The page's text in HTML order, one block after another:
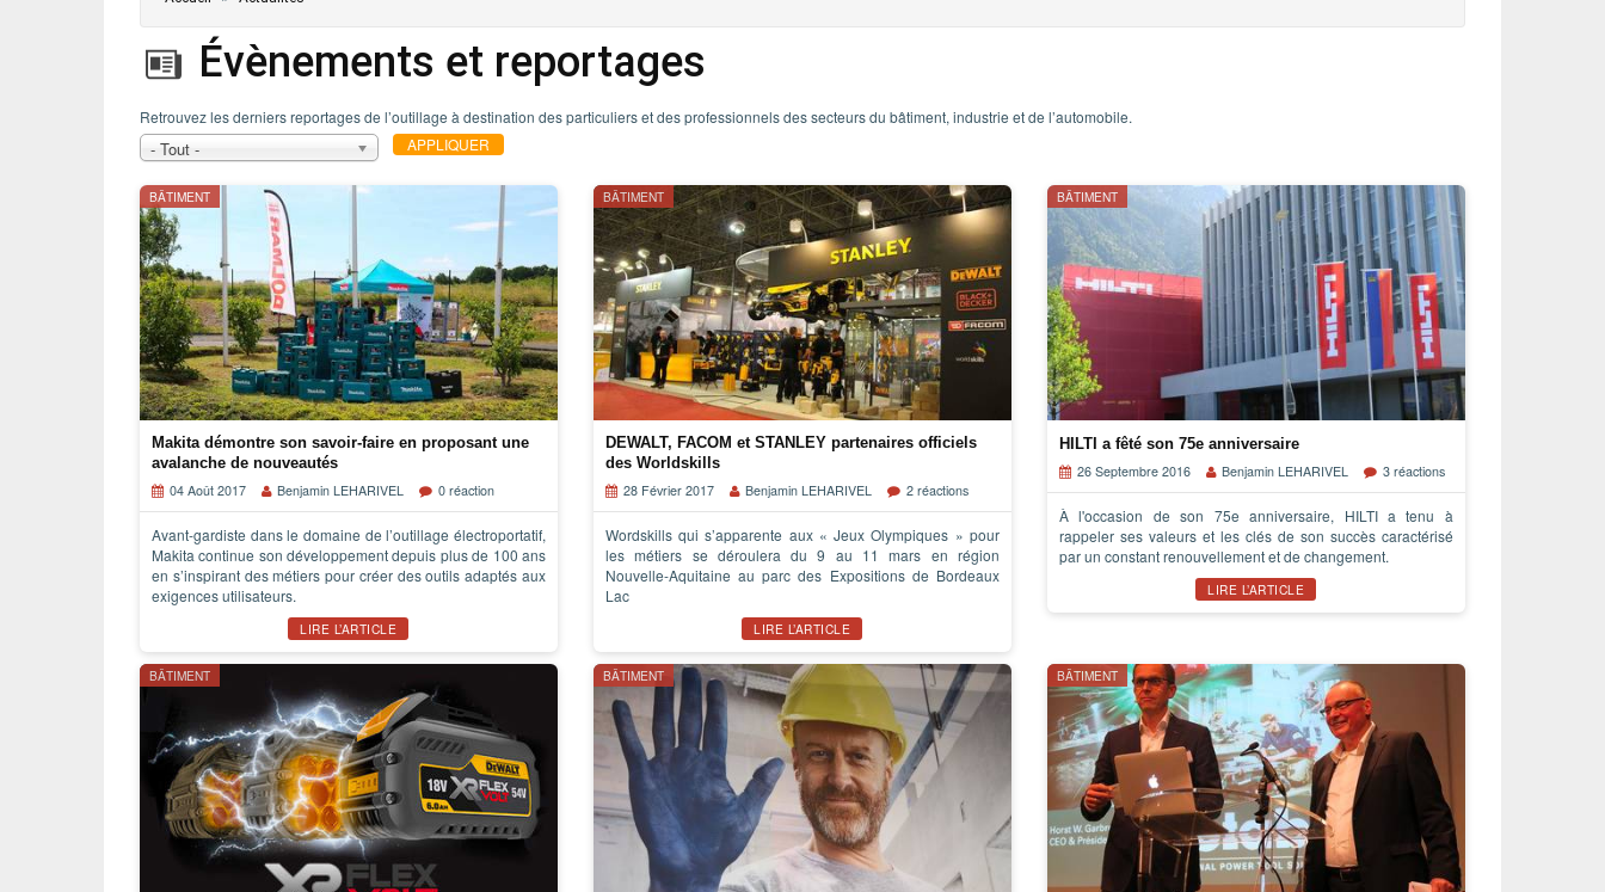
ÉVÈNEMENTS / REPORTAGES
CONCOURS
VIDÉOS
Évènements et reportages
Retrouvez les derniers reportages de l’outillage à destination des particuliers et des professionnels des secteurs du bâtiment, industrie et de l’automobile.
- Tout -
BÂTIMENT
Makita démontre son savoir-faire en proposant une
avalanche de nouveautés
04 Août 2017
Benjamin LEHARIVEL 0 réaction
Avant-gardiste dans le domaine de l’outillage électroportatif,
Makita continue son développement depuis plus de 100 ans
en s’inspirant des métiers pour créer des outils adaptés aux
exigences utilisateurs.
LIRE L’ARTICLE
BÂTIMENT
DEWALT, FACOM et STANLEY partenaires officiels
des Worldskills
28 Février 2017
Benjamin LEHARIVEL 2 réactions
Wordskills qui s’apparente aux « Jeux Olympiques » pour
les métiers se déroulera du 9 au 11 mars en région
Nouvelle-Aquitaine au parc des Expositions de Bordeaux
Lac
LIRE L’ARTICLE
BÂTIMENT
HILTI a fêté son 75e anniversaire
26 Septembre 2016
Benjamin LEHARIVEL 3 réactions
À l'occasion de son 75e anniversaire, HILTI a tenu à
rappeler ses valeurs et les clés de son succès caractérisé
par un constant renouvellement et de changement.
LIRE L’ARTICLE
BÂTIMENT BÂTIMENT BÂTIMENT